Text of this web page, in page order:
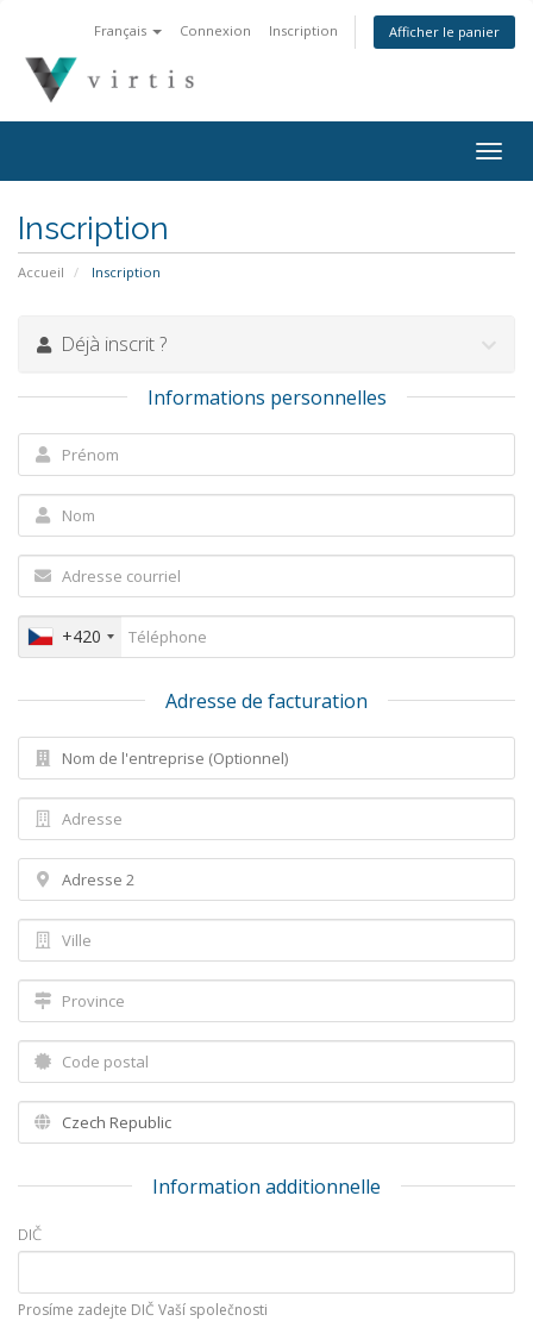
Français Connexion Inscription Afficher le panier
Inscription
Accueil Inscription
Déjà inscrit ?
Informations personnelles
+420
Adresse de facturation
Information additionnelle
DIČ
Prosíme zadejte DIČ Vaší společnosti